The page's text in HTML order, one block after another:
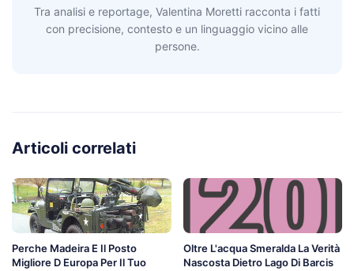
Tra analisi e reportage, Valentina Moretti racconta i fatti
con precisione, contesto e un linguaggio vicino alle
persone.
Articoli correlati
Perche Madeira E Il Posto
Migliore D Europa Per Il Tuo
Oltre L'acqua Smeralda La Verità
Nascosta Dietro Lago Di Barcis